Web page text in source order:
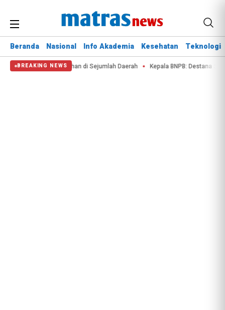
Beranda Nasional Info Akademia Kesehatan Teknologi
BREAKING NEWS
Air dan Kebakaran Lahan di Sejumlah Daerah Kepala BNPB: Destana